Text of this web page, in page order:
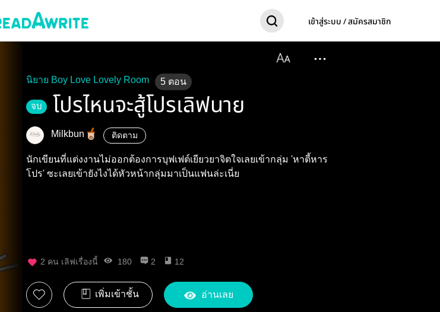
เข้าสู่ระบบ / สมัครสมาชิก
นิยาย Boy Love Lovely Room 5 ตอน
จบ โปรไหนจะสู้โปรเลิฟนาย
Milkbun ติดตาม
นักเขียนที่แต่งงานไม่ออกต้องการบุฟเฟต์เยียวยาจิตใจเลยเข้ากลุ่ม 'หาตี้หาร
โปร' ซะเลยเข้ายังไงได้หัวหน้ากลุ่มมาเป็นแฟนล่ะเนี่ย
2 คน เลิฟเรื่องนี้ 180 2 12
เพิ่มเข้าชั้น อ่านเลย